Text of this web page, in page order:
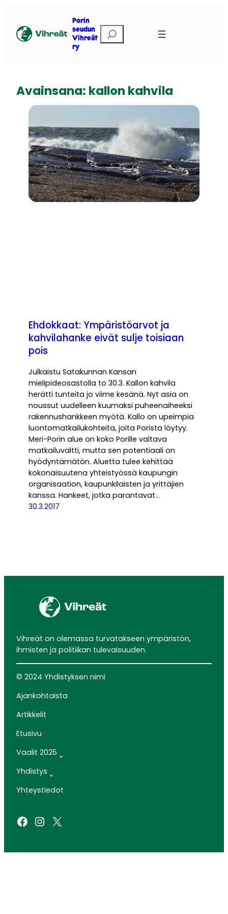
Porin
seudun
Vihreät
ry
t
Avainsana: kallon kahvila
Ehdokkaat: Ympäristöarvot ja
kahvilahanke eivät sulje toisiaan
pois
Julkaistu Satakunnan Kansan
mielipideosastolla to 30.3. Kallon kahvila
herätti tunteita jo viime kesänä. Nyt asia on
noussut uudelleen kuumaksi puheenaiheeksi
rakennushankkeen myötä. Kallo on upeimpia
luontomatkailukohteita, joita Porista löytyy.
Meri-Porin alue on koko Porille valtava
matkailuvaltti, mutta sen potentiaali on
hyödyntämätön. Aluetta tulee kehittää
kokonaisuutena yhteistyössä kaupungin
organisaation, kaupunkilaisten ja yrittäjien
kanssa. Hankeet, jotka parantavat…
30.3.2017
Vihreät on olemassa turvatakseen ympäristön,
ihmisten ja politiikan tulevaisuuden.
© 2024 Yhdistyksen nimi
Ajankohtaista
Artikkelit
Etusivu
Vaalit 2025
Yhdistys
Yhteystiedot
Facebook Instagram X